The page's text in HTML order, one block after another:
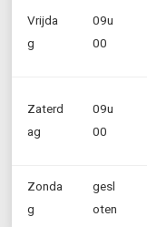
Vrijda
g
09u
00
Zaterd
ag
09u
00
Zonda
g
gesl
oten